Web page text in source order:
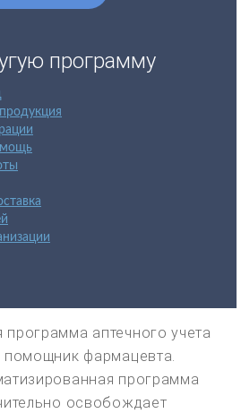
программу
аптечного учета
помощник фармацевта.
программа
освобождает